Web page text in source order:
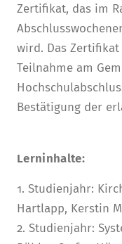
Zertifikat, das im
wird. Das
Teilnahme am
Bestätigung der
Lerninhalte:
1. Studienjahr:
Hartlapp, Kerstin
2. Studienjahr: